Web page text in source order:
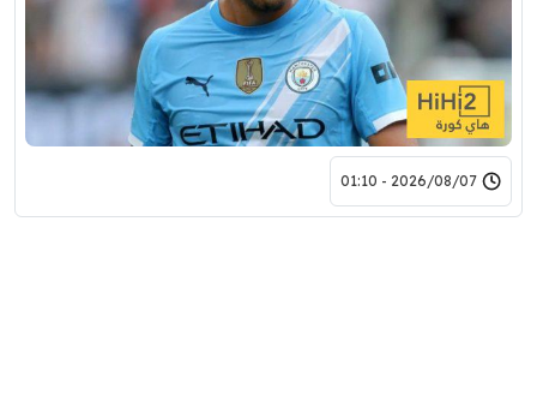
2026/08/07 - 01:10